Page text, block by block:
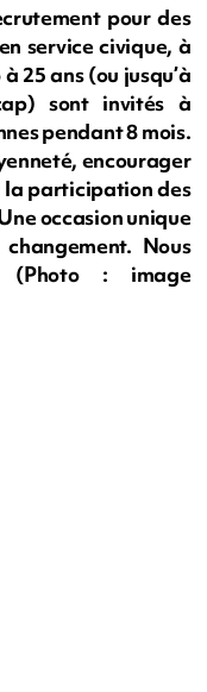
pour des
service civique, à
25 ans (ou jusqu’à
sont invités à
pendant 8 mois.
encourager
la participation des
occasion unique
Nous
(Photo : image